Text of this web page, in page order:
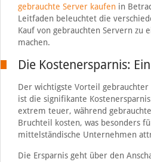
gebrauchte Server kaufenin
Leitfaden beleuchtet die
Kauf von gebrauchten Servern zu
machen.
Die Kostenersparnis:
Der wichtigste Vorteil
ist die signifikante
extrem teuer, während
Bruchteil kosten, was besonders
mittelständische Unternehmen
Die Ersparnis geht über den